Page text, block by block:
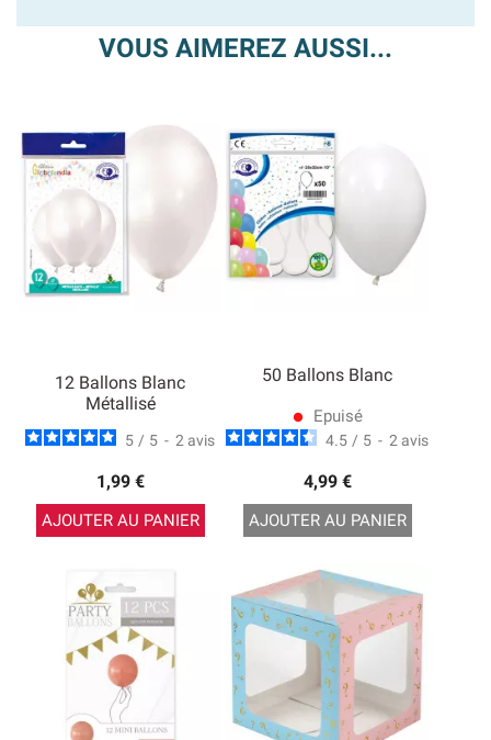
VOUS AIMEREZ AUSSI...
12 Ballons Blanc
Métallisé
5 / 5 - 2 avis
1,99 €
AJOUTER AU PANIER
50 Ballons Blanc
lens Epuisé
4.5 / 5 - 2 avis
4,99 €
AJOUTER AU PANIER